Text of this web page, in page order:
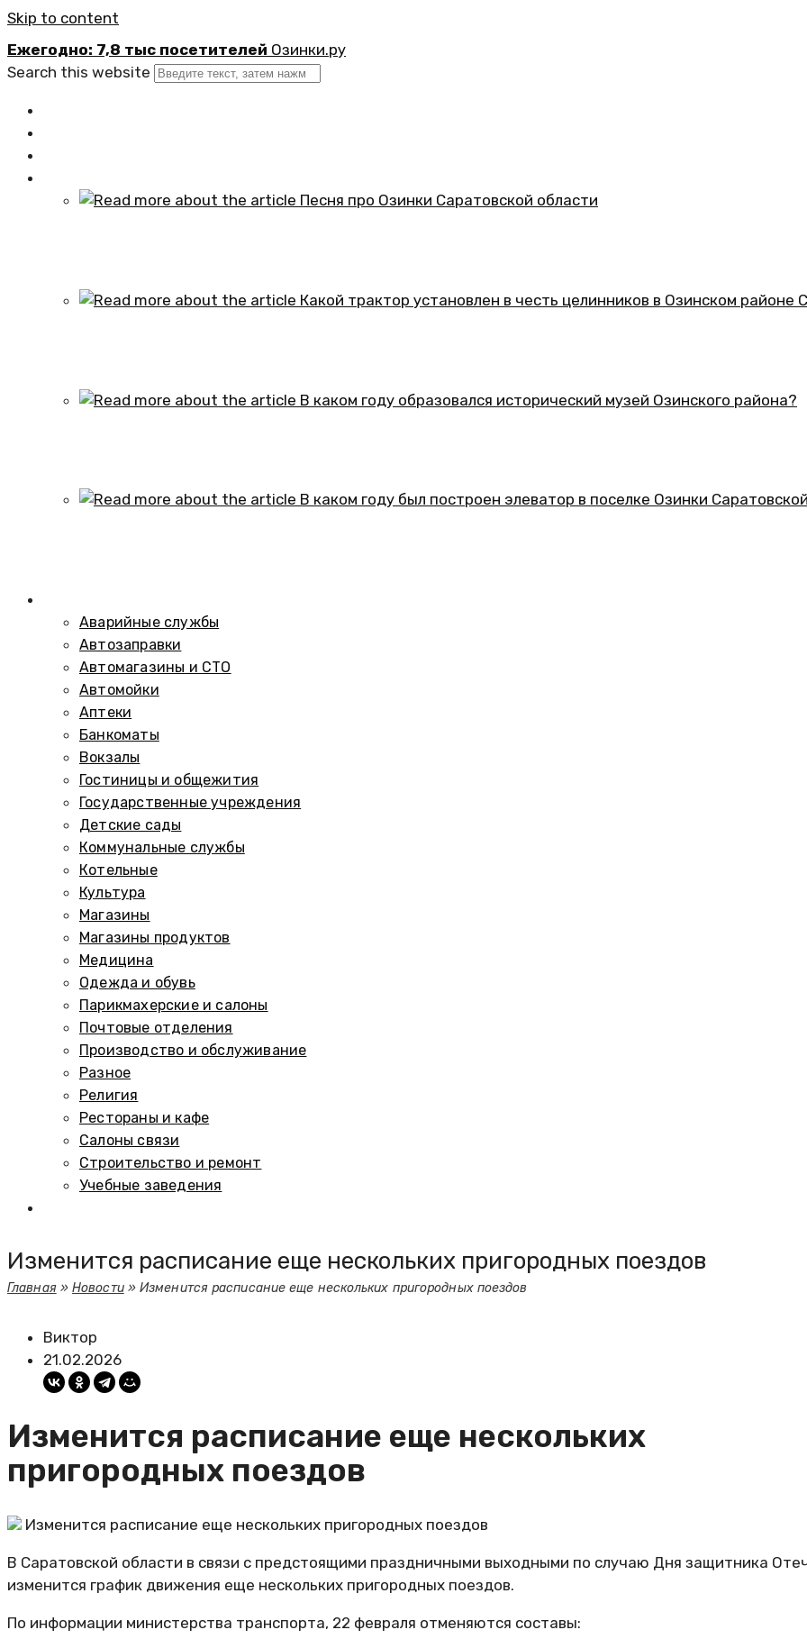
Skip to content
Ежегодно: 7,8 тыс посетителей Озинки.ру
Search this website
Аварийные службы
Автозаправки
Автомагазины и СТО
Автомойки
Аптеки
Банкоматы
Вокзалы
Гостиницы и общежития
Государственные учреждения
Детские сады
Коммунальные службы
Котельные
Культура
Магазины
Магазины продуктов
Медицина
Одежда и обувь
Парикмахерские и салоны
Почтовые отделения
Производство и обслуживание
Разное
Религия
Рестораны и кафе
Салоны связи
Строительство и ремонт
Учебные заведения
Изменится расписание еще нескольких пригородных поездов
Главная»Новости»Изменится расписание еще нескольких пригородных поездов
Виктор
21.02.2026
Изменится расписание еще нескольких
пригородных поездов
Изменится расписание еще нескольких пригородных поездов
В Саратовской области в связи с предстоящими праздничными выходными по случаю Дня защитника
изменится график движения еще нескольких пригородных поездов.
По информации министерства транспорта, 22 февраля отменяются составы: